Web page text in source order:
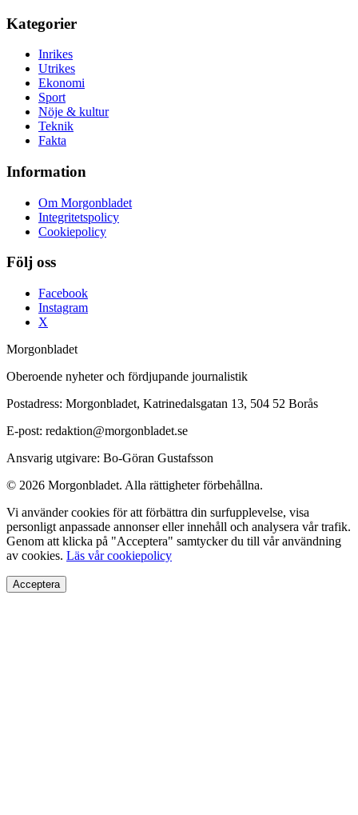
Kategorier
Inrikes
Utrikes
Ekonomi
Sport
Nöje & kultur
Teknik
Fakta
Information
Om Morgonbladet
Integritetspolicy
Cookiepolicy
Följ oss
Facebook
Instagram
X
Morgonbladet
Oberoende nyheter och fördjupande journalistik
Postadress: Morgonbladet, Katrinedalsgatan 13, 504 52 Borås
E-post: redaktion@morgonbladet.se
Ansvarig utgivare: Bo-Göran Gustafsson
© 2026 Morgonbladet. Alla rättigheter förbehållna.
Vi använder cookies för att förbättra din surfupplevelse, visa
personligt anpassade annonser eller innehåll och analysera vår trafik.
Genom att klicka på "Acceptera" samtycker du till vår användning
av cookies. Läs vår cookiepolicy
Acceptera